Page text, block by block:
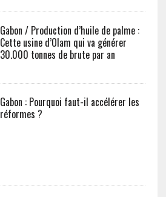
Gabon / Production d’huile de palme :
Cette usine d’Olam qui va générer
30.000 tonnes de brute par an
Gabon : Pourquoi faut-il accélérer les
réformes ?